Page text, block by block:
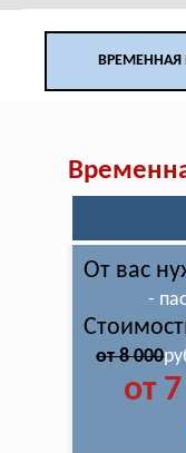
ВРЕМЕННАЯ
От вас
-
от 8 000
от